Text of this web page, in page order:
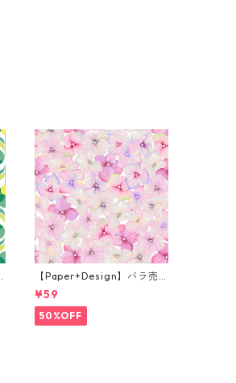
【Paper+Design】バラ売
り2枚 カクテルサイズ ペー
パーナプキン Small blosso
ms ピンク
¥59
50%OFF